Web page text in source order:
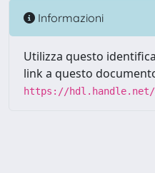
Informazioni
Utilizza questo
link a questo
https://hdl.handle.net/